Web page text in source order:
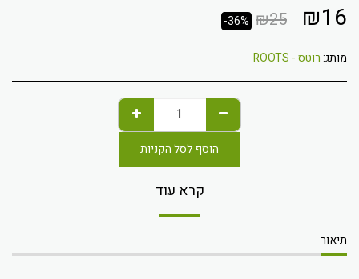
₪16
₪25
-36%
מותג:רוטס - ROOTS
הוסף לסל הקניות
קרא עוד
תיאור